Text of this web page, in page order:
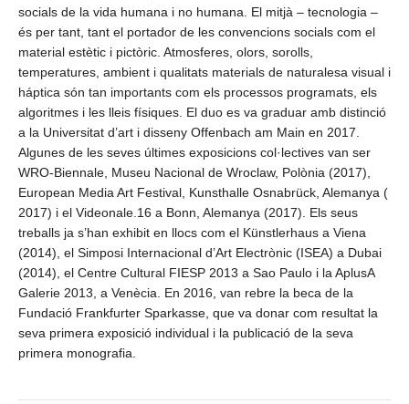
socials de la vida humana i no humana. El mitjà – tecnologia –
és per tant, tant el portador de les convencions socials com el
material estètic i pictòric. Atmosferes, olors, sorolls,
temperatures, ambient i qualitats materials de naturalesa visual i
háptica són tan importants com els processos programats, els
algoritmes i les lleis físiques. El duo es va graduar amb distinció
a la Universitat d’art i disseny Offenbach am Main en 2017.
Algunes de les seves últimes exposicions col·lectives van ser
WRO-Biennale, Museu Nacional de Wroclaw, Polònia (2017),
European Media Art Festival, Kunsthalle Osnabrück, Alemanya (
2017) i el Videonale.16 a Bonn, Alemanya (2017). Els seus
treballs ja s’han exhibit en llocs com el Künstlerhaus a Viena
(2014), el Simposi Internacional d’Art Electrònic (ISEA) a Dubai
(2014), el Centre Cultural FIESP 2013 a Sao Paulo i la AplusA
Galerie 2013, a Venècia. En 2016, van rebre la beca de la
Fundació Frankfurter Sparkasse, que va donar com resultat la
seva primera exposició individual i la publicació de la seva
primera monografia.